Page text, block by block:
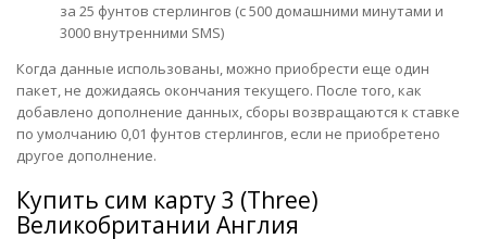
за 25 фунтов стерлингов (с 500 домашними минутами и
3000 внутренними SMS)
Когда данные использованы, можно приобрести еще один
пакет, не дожидаясь окончания текущего. После того, как
добавлено дополнение данных, сборы возвращаются к ставке
по умолчанию 0,01 фунтов стерлингов, если не приобретено
другое дополнение.
Купить сим карту3 (Three)
Великобритании Англия